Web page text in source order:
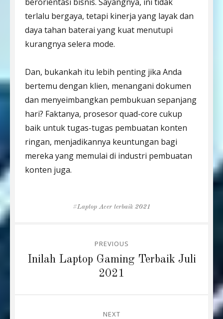
terlalu bergaya, tetapi kinerja yang layak dan
daya tahan baterai yang kuat menutupi
kurangnya selera mode.
Dan, bukankah itu lebih penting jika Anda
bertemu dengan klien, menangani dokumen
dan menyeimbangkan pembukuan sepanjang
hari? Faktanya, prosesor quad-core cukup
baik untuk tugas-tugas pembuatan konten
ringan, menjadikannya keuntungan bagi
mereka yang memulai di industri pembuatan
konten juga.
Tags
Laptop Acer terbaik 2021
navigation
PREVIOUS
Previous
Inilah Laptop Gaming Terbaik Juli
2021
NEXT